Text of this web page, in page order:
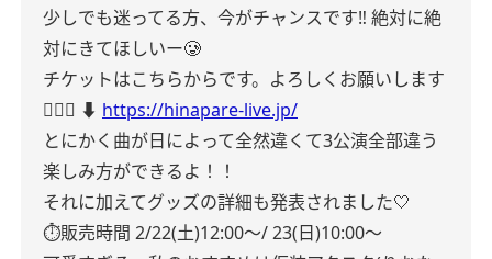
少しでも迷ってる方、今がチャンスです‼️ 絶対に絶
対にきてほしいー🥲
チケットはこちらからです。よろしくお願いします
🙇🏻‍♀️ ⬇️ https://hinapare-live.jp/
とにかく曲が日によって全然違くて3公演全部違う
楽しみ方ができるよ！！
それに加えてグッズの詳細も発表されました🤍
⏱️販売時間 2/22(土)12:00〜/ 23(日)10:00〜